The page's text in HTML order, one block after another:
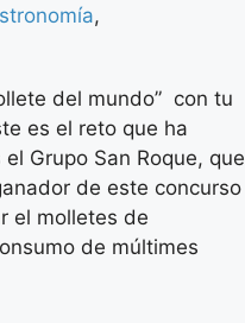
,
del mundo” con tu
es el reto que ha
Grupo San Roque, que
de este concurso
el molletes de
de múltimes